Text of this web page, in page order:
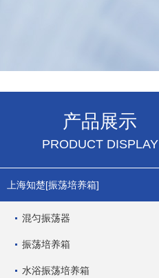
产品展示
PRODUCT DISPLAY
上海知楚[振荡培养箱]
混匀振荡器
振荡培养箱
水浴振荡培养箱